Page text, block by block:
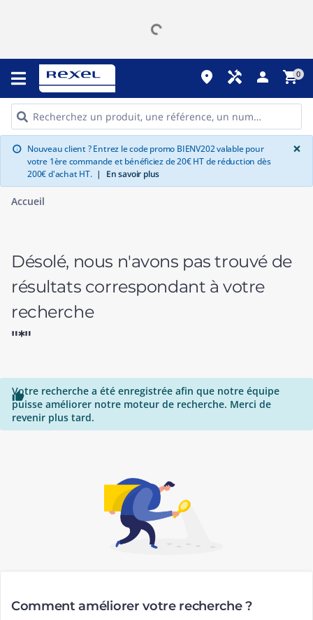
place handyman person shopping_cart0
info Nouveau client ? Entrez le code promo BIENV202 valable pour
votre 1ère commande et bénéficiez de 20€ HT de réduction dès
200€ d'achat HT. | En savoir plus
×
Accueil
Désolé, nous n'avons pas trouvé de
résultats correspondant à votre
recherche
"*"

Votre recherche a été enregistrée afin que notre équipe
puisse améliorer notre moteur de recherche. Merci de
revenir plus tard.
Comment améliorer votre recherche ?